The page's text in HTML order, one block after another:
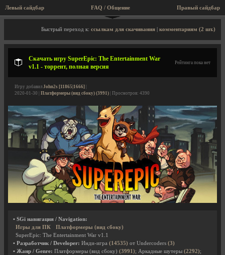
Левый сайдбар Правый сайдбар
FAQ / Общение
Описание игры, торрент, скриншоты, видео
Быстрый переход к: ссылкам для скачивания комментариям (2 шт.)
Скачать игру SuperEpic: The Entertainment War
v1.1 - торрент, полная версия
Рейтинга пока нет
Игру добавил John2s [11865|1666]
2020-01-30 | Платформеры (вид сбоку) (3991) | Просмотров: 4390
• SGi навигация / Navigation:
Игры для ПК
Платформеры (вид сбоку)
SuperEpic: The Entertainment War v1.1
• Разработчик / Developer: Инди-игра (14535) от Undercoders (3)
• Жанр / Genre: Платформеры (вид сбоку) (3991); Аркадные шутеры (2292);